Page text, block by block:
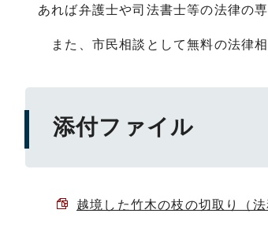
あれば弁護士や司法書士等の法律の
また、市民相談として無料の法律
添付ファイル
越境した竹木の枝の切取り（